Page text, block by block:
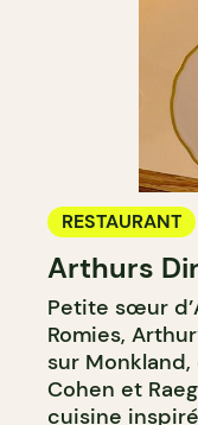
RESTAURANT
Arthurs
Petite sœur
Romies,
sur
Cohen et
cuisine